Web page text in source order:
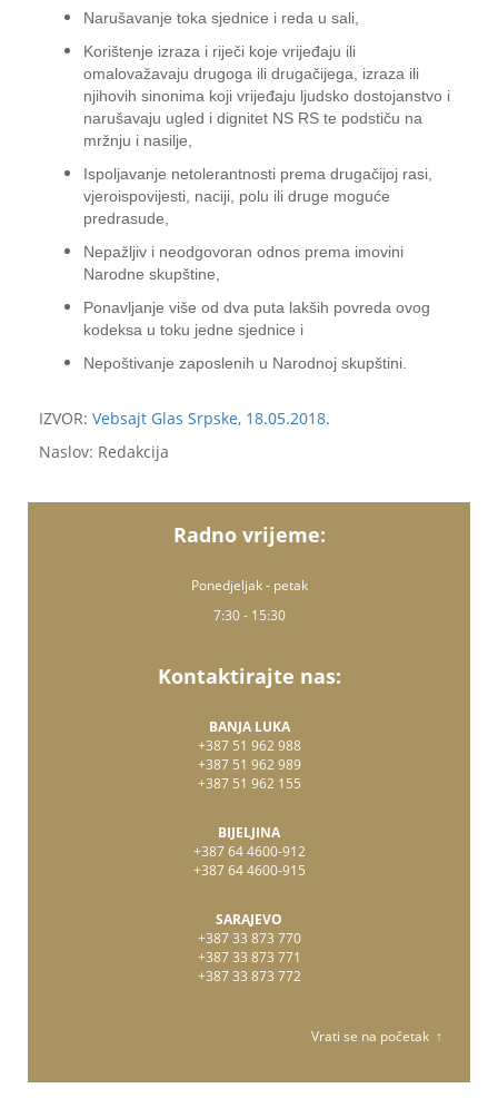
Narušavanje toka sjednice i reda u sali,
Korištenje izraza i riječi koje vrijeđaju ili
omalovažavaju drugoga ili drugačijega, izraza ili
njihovih sinonima koji vrijeđaju ljudsko dostojanstvo i
narušavaju ugled i dignitet NS RS te podstiču na
mržnju i nasilje,
Ispoljavanje netolerantnosti prema drugačijoj rasi,
vjeroispovijesti, naciji, polu ili druge moguće
predrasude,
Nepažljiv i neodgovoran odnos prema imovini
Narodne skupštine,
Ponavljanje više od dva puta lakših povreda ovog
kodeksa u toku jedne sjednice i
Nepoštivanje zaposlenih u Narodnoj skupštini.
IZVOR: Vebsajt Glas Srpske, 18.05.2018.
Naslov: Redakcija
Radno vrijeme:
Ponedjeljak - petak
7:30 - 15:30
Kontaktirajte nas:
BANJA LUKA
+387 51 962 988
+387 51 962 989
+387 51 962 155
BIJELJINA
+387 64 4600-912
+387 64 4600-915
SARAJEVO
+387 33 873 770
+387 33 873 771
+387 33 873 772
Vrati se na početak ↑